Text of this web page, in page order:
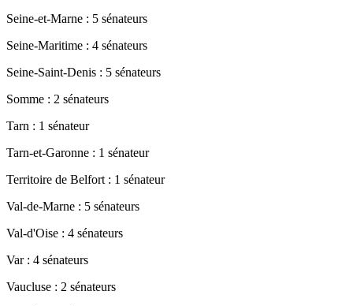
Seine-et-Marne : 5 sénateurs
Seine-Maritime : 4 sénateurs
Seine-Saint-Denis : 5 sénateurs
Somme : 2 sénateurs
Tarn : 1 sénateur
Tarn-et-Garonne : 1 sénateur
Territoire de Belfort : 1 sénateur
Val-de-Marne : 5 sénateurs
Val-d'Oise : 4 sénateurs
Var : 4 sénateurs
Vaucluse : 2 sénateurs